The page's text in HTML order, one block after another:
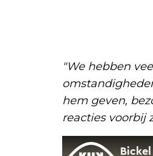
"We hebben
hem geven,
reacties voorbij